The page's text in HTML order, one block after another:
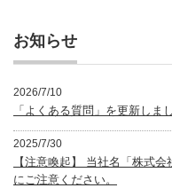
お知らせ
2026/7/10
「よくある質問」を更新しま
2025/7/30
【注意喚起】 当社名「株式
にご注意ください。